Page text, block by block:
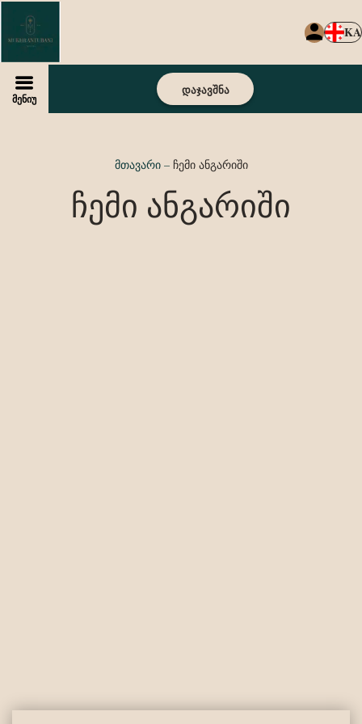
KA
მენიუ
დაჯავშნა
მთავარი – ჩემი ანგარიში
ჩემი ანგარიში